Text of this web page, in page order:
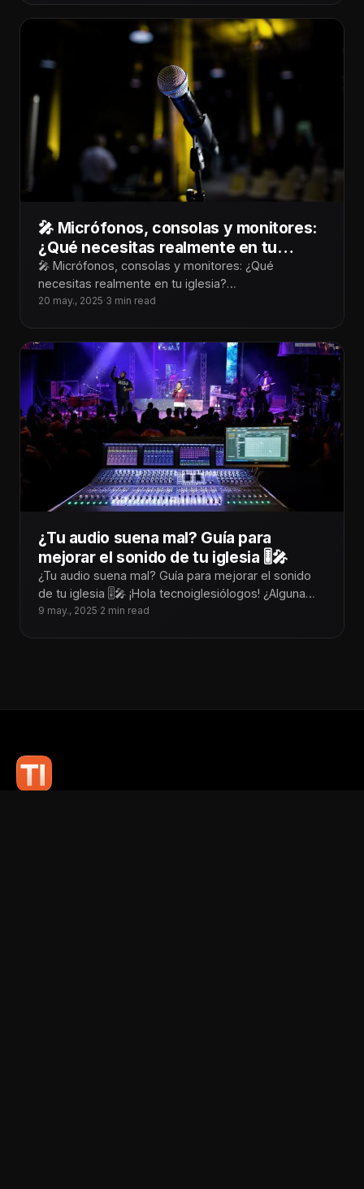
🎤 Micrófonos, consolas y monitores:
¿Qué necesitas realmente en tu
iglesia?
🎤 Micrófonos, consolas y monitores: ¿Qué
necesitas realmente en tu iglesia?
¡Tecnoiglesiólogos! Cuando hablamos de audio para
20 may., 2025·3 min read
¿Tu audio suena mal? Guía para
mejorar el sonido de tu iglesia 🎚️🎤
¿Tu audio suena mal? Guía para mejorar el sonido
de tu iglesia 🎚️🎤 ¡Hola tecnoiglesiólogos! ¿Alguna
vez has estado en medio
9 may., 2025·2 min read